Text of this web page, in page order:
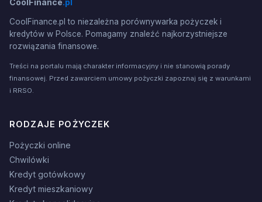
CoolFinance.pl to niezależna porównywarka pożyczek i
kredytów w Polsce. Pomagamy znaleźć najkorzystniejsze
rozwiązania finansowe.
Treści na portalu mają charakter informacyjny i nie stanowią porady
finansowej. Przed zawarciem umowy pożyczki zapoznaj się z warunkami
i RRSO.
RODZAJE POŻYCZEK
Pożyczki online
Chwilówki
Kredyt gotówkowy
Kredyt mieszkaniowy